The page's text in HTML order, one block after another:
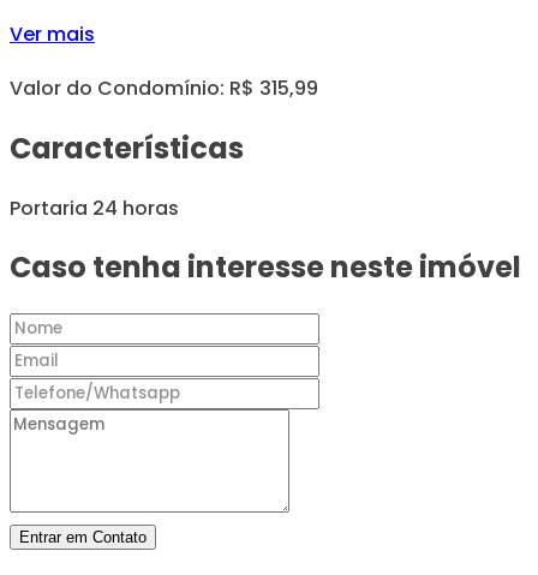
Ver mais
Valor do Condomínio: R$ 315,99
Características
Portaria 24 horas
Caso tenha interesse neste imóvel
Entrar em Contato